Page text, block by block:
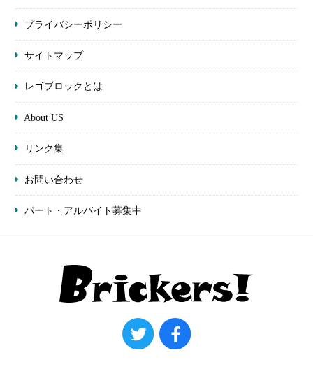
プライバシーポリシー
サイトマップ
レゴブロックとは
About US
リンク集
お問い合わせ
パート・アルバイト募集中